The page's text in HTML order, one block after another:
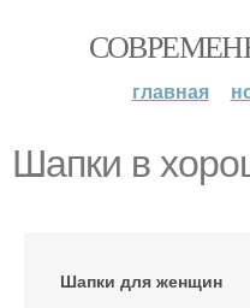
главная
Шапки в
Шапки для женщин